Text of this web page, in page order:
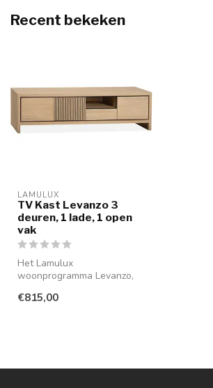
Recent bekeken
LAMULUX
TV Kast Levanzo 3
deuren, 1 lade, 1 open
vak
Het Lamulux
woonprogramma Levanzo,
kleur Blond Oak, b...
€815,00